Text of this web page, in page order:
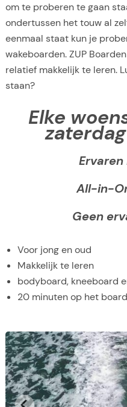
om te proberen te gaan
ondertussen het touw al
eenmaal staat kun je
wakeboarden. ZUP
relatief makkelijk te leren.
staan?
Elke
All-in-
Geen
Voor jong en oud
Makkelijk te leren
bodyboard, kneeboard
20 minuten op het board